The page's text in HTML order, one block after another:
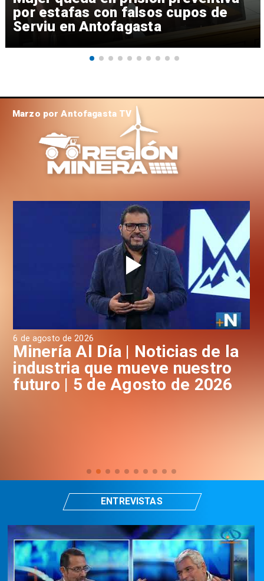
por estafas con falsos cupos de
Serviu en Antofagasta
6 de agosto de 2026
Minería Al Día | Noticias de la
industria que mueve nuestro
futuro | 5 de Agosto de 2026
Marzo por Antofagasta TV
ENTREVISTAS